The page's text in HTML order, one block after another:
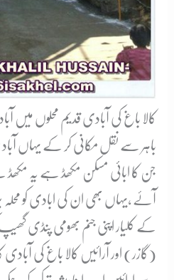
کالا باغ کی آبادی قدیم محلوں میں
باہر سے نقل مکانی کر کے یہاں
جن کا ابائی مسکن مکھڈ ہے یہ مکھڈ
آۓ ،یہاں بھی ان کی ابادی کو محلہ
کے کلیار اپنی جنم بھومی پنڈی
(گازر) اور آرائیں کالا باغ کی